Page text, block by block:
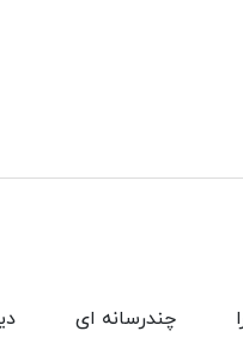
چندرسانه ای